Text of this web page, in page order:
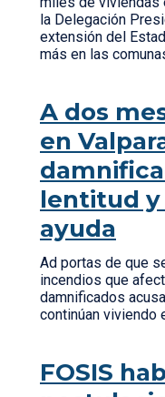
la Delegación
extensión del
más en las
A dos
en
lentitud y
ayuda
Ad portas de que
incendios que
damnificados
continúan viviendo
FOSIS